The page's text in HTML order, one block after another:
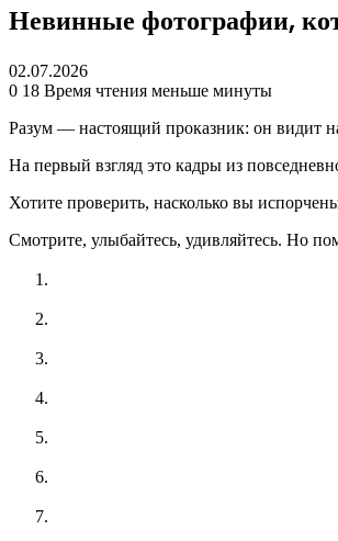
Невинные фотографии,
02.07.2026
0 18 Время чтения меньше минуты
Разум — настоящий проказник: он видит
На первый взгляд это кадры из
Хотите проверить, насколько вы
Смотрите, улыбайтесь, удивляйтесь. Но